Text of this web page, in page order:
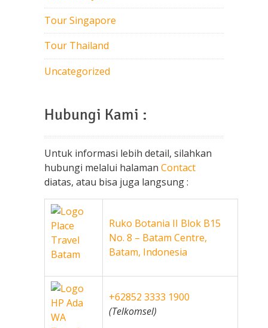
Tour Singapore
Tour Thailand
Uncategorized
Hubungi Kami :
Untuk informasi lebih detail, silahkan
hubungi melalui halaman Contact
diatas, atau bisa juga langsung :
Ruko Botania II Blok B15
No. 8 – Batam Centre,
Batam, Indonesia
+62852 3333 1900
(Telkomsel)